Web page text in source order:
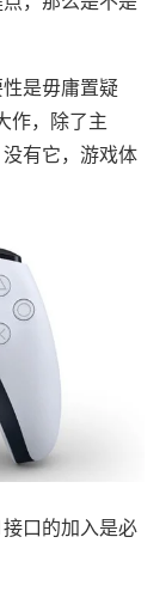
是毋庸置疑
作，除了主
有它，游戏体
口的加入是必